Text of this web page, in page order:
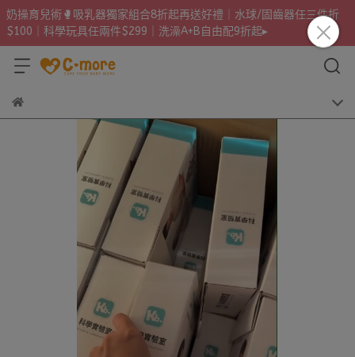
奶操育兒術🥊吸乳器獨家組合8折起再送好禮｜水球/固齒器任三件折
$100｜科學玩具任兩件$299｜洗澡A+B自由配9折起▸